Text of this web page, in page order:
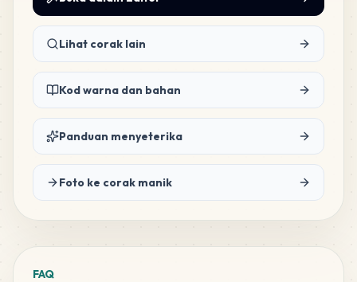
Lihat corak lain
Kod warna dan bahan
Panduan menyeterika
Foto ke corak manik
FAQ